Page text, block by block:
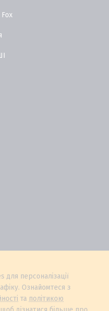
персоналізації
Ознайомтеся з
та політикою